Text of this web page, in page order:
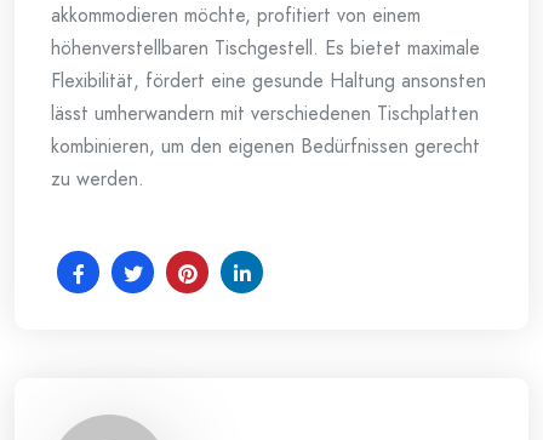
akkommodieren möchte, profitiert von einem
höhenverstellbaren Tischgestell. Es bietet maximale
Flexibilität, fördert eine gesunde Haltung ansonsten
lässt umherwandern mit verschiedenen Tischplatten
kombinieren, um den eigenen Bedürfnissen gerecht
zu werden.